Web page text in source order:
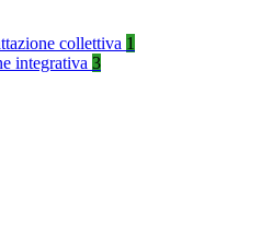
collettiva 1
integrativa 3